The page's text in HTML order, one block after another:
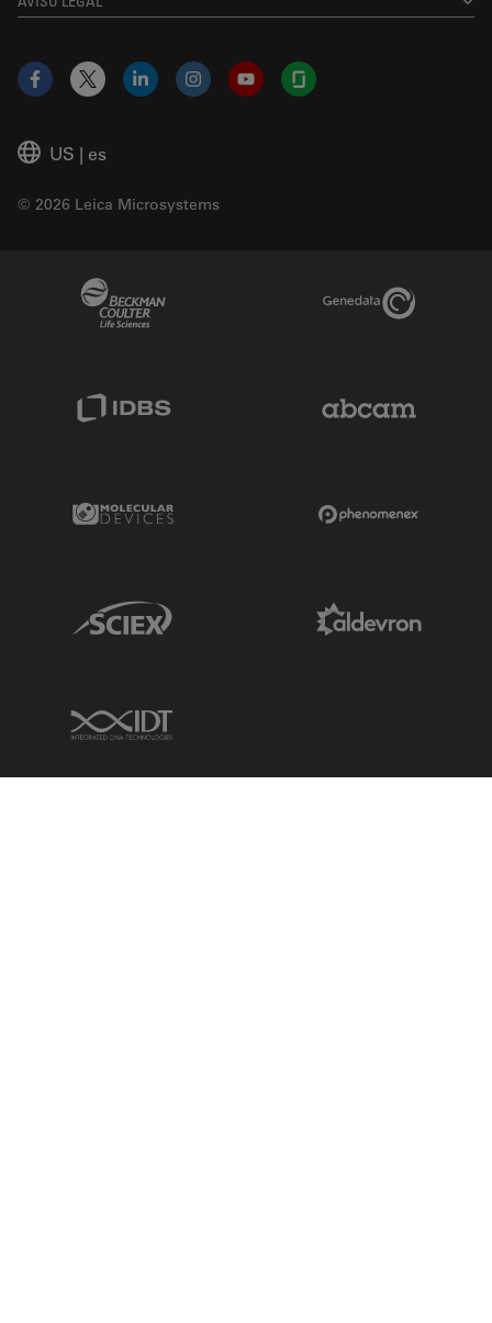
US | es
© 2026 Leica Microsystems
Facebook
X LinkedInInstagramYouTubeGlassdoor
Genedata Link
Molecular Devices Link
Sciex Link
IDT Link